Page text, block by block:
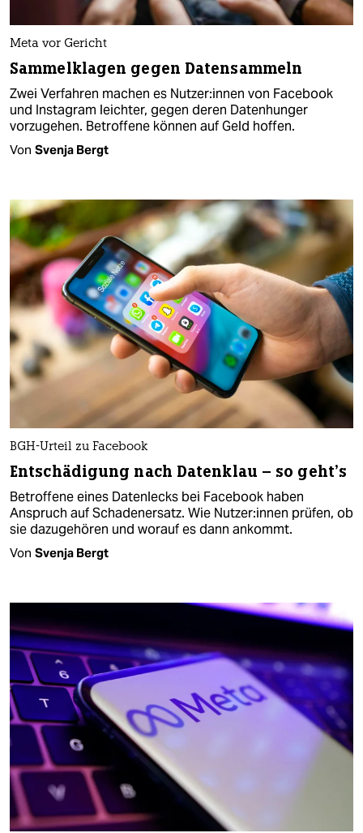
Meta vor Gericht
Sammelklagen gegen Datensammeln
Zwei Verfahren machen es Nut­ze­r:in­nen von Facebook
und Instagram leichter, gegen deren Datenhunger
vorzugehen. Betroffene können auf Geld hoffen.
Von Svenja Bergt
BGH-Urteil zu Facebook
Entschädigung nach Datenklau – so geht’s
Betroffene eines Datenlecks bei Facebook haben
Anspruch auf Schadenersatz. Wie Nut­ze­r:in­nen prüfen, ob
sie dazugehören und worauf es dann ankommt.
Von Svenja Bergt